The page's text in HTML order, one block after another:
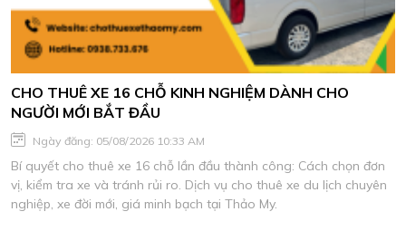
CHO THUÊ XE 16 CHỖ KINH NGHIỆM DÀNH CHO
NGƯỜI MỚI BẮT ĐẦU
Ngày đăng: 05/08/2026 10:33 AM
Bí quyết cho thuê xe 16 chỗ lần đầu thành công: Cách chọn đơn
vị, kiểm tra xe và tránh rủi ro. Dịch vụ cho thuê xe du lịch chuyên
nghiệp, xe đời mới, giá minh bạch tại Thảo My.